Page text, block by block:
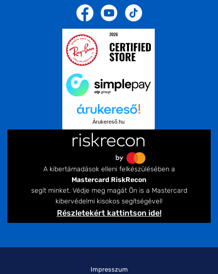
Árukereső.hu
A kibertámadások elleni felkészülésében a
Mastercard RiskRecon
segít minket. Védje meg magát Ön is a Mastercard
kibervédelmi kisokos segítségével!
Részletekért kattintson ide!
Impresszum